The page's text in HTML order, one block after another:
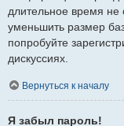
длительное время
уменьшить размер
попробуйте
дискуссиях.
Вернуться к началу
Я забыл пароль!